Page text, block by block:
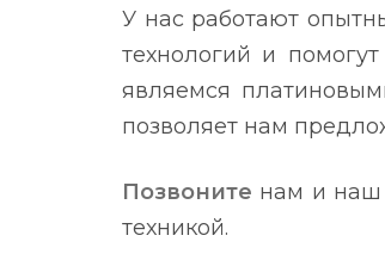
У нас работают
технологий и
являемся
позволяет нам
Позвоните нам и наш
техникой.